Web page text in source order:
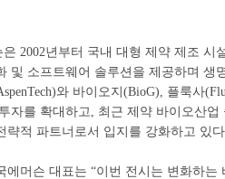
은 2002년부터 국내 대형 제약 제조
및 소프트웨어 솔루션을 제공하며 생
와 바이오지(BioG), 플룩사
자를 확대하고, 최근 제약 바이오산
략적 파트너로서 입지를 강화하고 있
에머슨 대표는 “이번 전시는 변화하